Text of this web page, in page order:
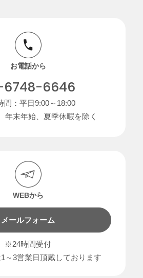
お電話から
6646
間：平日9:00～18:00
年末年始、夏季休暇を除く
WEBから
メールフォーム
※24時間受付
～3営業日頂戴しております